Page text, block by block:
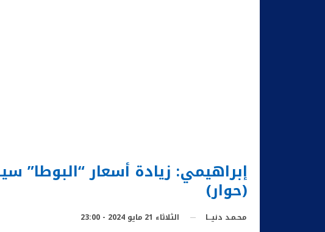
إبراهيمي: زيادة أسعار “البوطا”
(حوار)
محـمـد دنيـــا الثلاثاء 21 مايو 2024 - 23:00